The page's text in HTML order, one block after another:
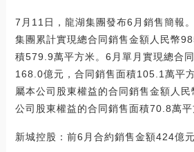
7月11日，龍湖集團發布6月銷售簡報
集團累計實現總合同銷售金額人民幣
積579.9萬平方米。6月單月實現總合
168.0億元，合同銷售面積105.1萬平
屬本公司股東權益的合同銷售金額人
公司股東權益的合同銷售面積70.8萬平
新城控股：前6月合約銷售金額424億元